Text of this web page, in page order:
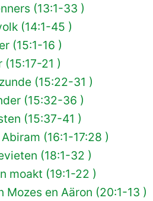
(13:1-33 )
(14:1-45 )
(15:1-16 )
21 )
(15:22-31 )
(15:32-36 )
(15:37-41 )
(16:1-17:28 )
(18:1-32 )
moakt (19:1-22 )
Mozes en Aäron (20:1-13 )